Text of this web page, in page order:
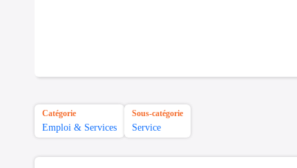
Catégorie
Emploi & Services
Sous-catégorie
Service